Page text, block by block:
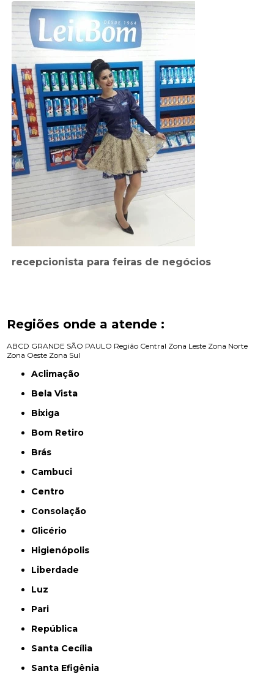
recepcionista para feiras de negócios
Regiões onde a atende :
ABCD GRANDE SÃO PAULO Região Central Zona Leste Zona Norte
Zona Oeste Zona Sul
Aclimação
Bela Vista
Bixiga
Bom Retiro
Brás
Cambuci
Centro
Consolação
Glicério
Higienópolis
Liberdade
Luz
Pari
República
Santa Cecília
Santa Efigênia